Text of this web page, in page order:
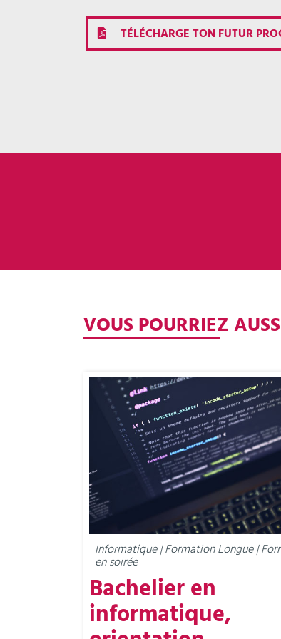
TÉLÉCHARGE TON FUTUR
VOUS POURRIEZ
Informatique | Formation Longue |
en soirée
Bachelier en
informatique,